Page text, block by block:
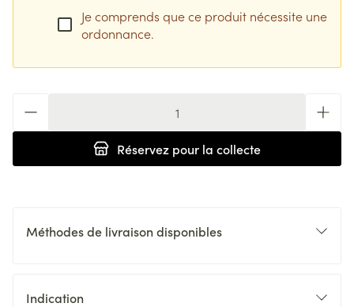
Je comprends que ce produit nécessite une
ordonnance.
Réservez pour la collecte
Méthodes de livraison disponibles
Indication